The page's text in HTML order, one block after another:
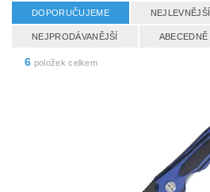
DOPORUČUJEME NEJLEVNĚJŠÍ
NEJPRODÁVANĚJŠÍ ABECEDNĚ
6 položek celkem